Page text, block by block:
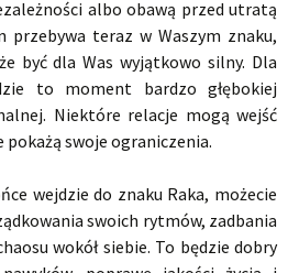
albo obawą przed utratą
przebywa teraz w Waszym znaku,
być dla Was wyjątkowo silny. Dla
to moment bardzo głębokiej
Niektóre relacje mogą wejść
pokażą swoje ograniczenia.
wejdzie do znaku Raka, możecie
swoich rytmów, zadbania
wokół siebie. To będzie dobry